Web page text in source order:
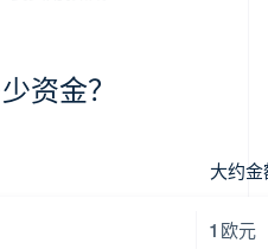
资金？
大约金
1 欧元